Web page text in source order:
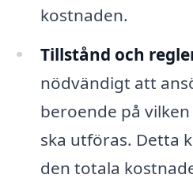
kostnaden.
Tillstånd och
nödvändigt att
beroende på
ska utföras. Detta
den totala